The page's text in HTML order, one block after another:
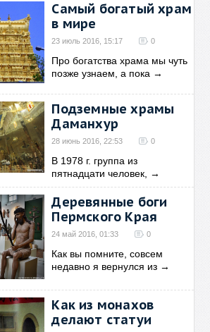
Самый богатый храм
в мире
23 июль 2016, 15:17 0
Про богатства храма мы чуть
позже узнаем, а пока →
Подземные храмы
Даманхур
28 июнь 2016, 22:53 0
В 1978 г. группа из
пятнадцати человек,
→
Деревянные боги
Пермского Края
24 май 2016, 01:33 0
Как вы помните, совсем
недавно я вернулся из →
Как из монахов
делают статуи